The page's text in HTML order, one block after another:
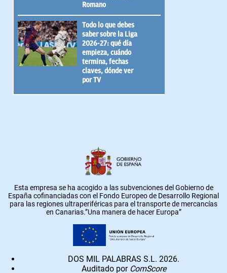
Romano
Todo lo que debes
saber sobre la Liga
2026-27: qué día
empieza, cuándo
termina, fechas
claves, dónde ver
por TV
Esta empresa se ha acogido a las subvenciones del Gobierno de
España cofinanciadas con el Fondo Europeo de Desarrollo Regional
para las regiones ultraperiféricas para el transporte de mercancías
en Canarias.”Una manera de hacer Europa”
DOS MIL PALABRAS S.L. 2026.
Auditado por ComScore